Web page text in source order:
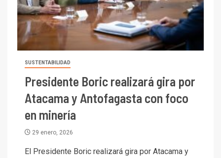
SUSTENTABILIDAD
Presidente Boric realizará gira por
Atacama y Antofagasta con foco
en minería
29 enero, 2026
El Presidente Boric realizará gira por Atacama y